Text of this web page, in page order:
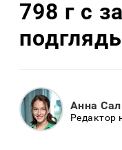
798 г с
Анна
Редактор